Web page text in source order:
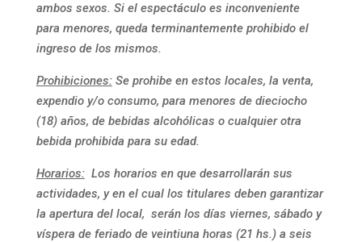
ambos sexos. Si el espectáculo es inconveniente
para menores, queda terminantemente prohibido el
ingreso de los mismos.
Prohibiciones:Se prohibe en estos locales, la venta,
expendio y/o consumo, para menores de dieciocho
(18) años, de bebidas alcohólicas o cualquier otra
bebida prohibida para su edad.
Horarios:Los horarios en que desarrollarán sus
actividades, y en el cual los titulares deben garantizar
la apertura del local, serán los días viernes, sábado y
víspera de feriado de veintiuna horas (21 hs.) a seis